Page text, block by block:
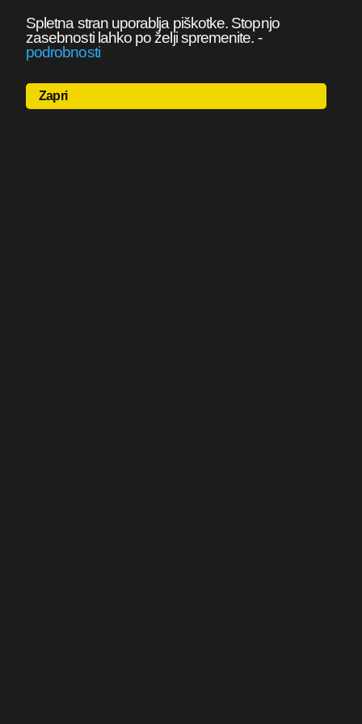
Spletna stran uporablja piškotke. Stopnjo
zasebnosti lahko po želji spremenite. -
podrobnosti
Zapri